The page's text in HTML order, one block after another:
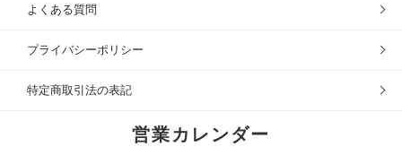
よくある質問
プライバシーポリシー
特定商取引法の表記
営業カレンダー